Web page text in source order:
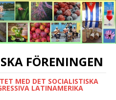
FÖRENINGEN
MED DET SOCIALISTISKA
LATINAMERIKA